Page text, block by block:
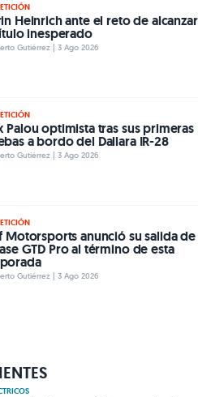
Heinrich ante el reto de alcanzar
inesperado
Gutiérrez | 3 Ago 2026
Palou optimista tras sus primeras
a bordo del Dallara IR-28
Gutiérrez | 3 Ago 2026
Motorsports anunció su salida de
GTD Pro al término de esta
Gutiérrez | 3 Ago 2026